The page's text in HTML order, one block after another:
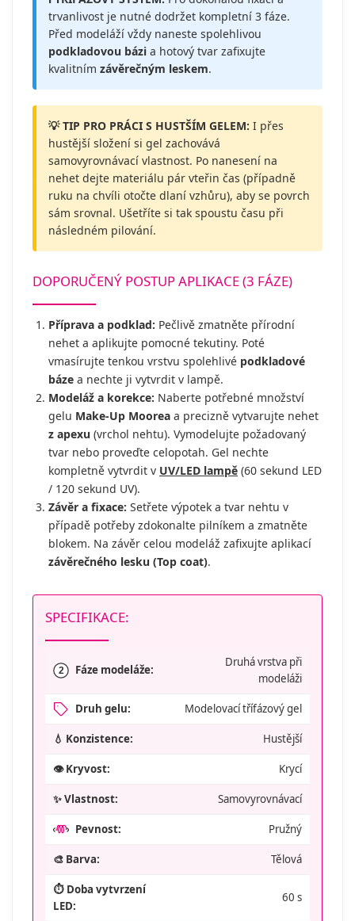
trvanlivost je nutné dodržet kompletní 3 fáze.
Před modeláží vždy naneste spolehlivou
podkladovou bázi a hotový tvar zafixujte
kvalitním závěrečným leskem.
💡 TIP PRO PRÁCI S HUSTŠÍM GELEM: I přes
hustější složení si gel zachovává
samovyrovnávací vlastnost. Po nanesení na
nehet dejte materiálu pár vteřin čas (případně
ruku na chvíli otočte dlaní vzhůru), aby se povrch
sám srovnal. Ušetříte si tak spoustu času při
následném pilování.
DOPORUČENÝ POSTUP APLIKACE (3 FÁZE)
Příprava a podklad: Pečlivě zmatněte přírodní
nehet a aplikujte pomocné tekutiny. Poté
vmasírujte tenkou vrstvu spolehlivé podkladové
báze a nechte ji vytvrdit v lampě.
Modeláž a korekce: Naberte potřebné množství
gelu Make-Up Moorea a precizně vytvarujte nehet
z apexu (vrchol nehtu). Vymodelujte požadovaný
tvar nebo proveďte celopotah. Gel nechte
kompletně vytvrdit v UV/LED lampě (60 sekund LED
/ 120 sekund UV).
Závěr a fixace: Setřete výpotek a tvar nehtu v
případě potřeby zdokonalte pilníkem a zmatněte
blokem. Na závěr celou modeláž zafixujte aplikací
závěrečného lesku (Top coat).
SPECIFIKACE:
2 Fáze modeláže:
Druhá vrstva při
modeláži
Druh gelu: Modelovací třífázový gel
💧 Konzistence: Hustější
👁️ Kryvost: Krycí
✨ Vlastnost: Samovyrovnávací
Pevnost: Pružný
🎨 Barva: Tělová
⏱️ Doba vytvrzení
LED:
60 s